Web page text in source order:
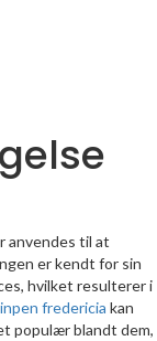
anvendes til at
er kendt for sin
hvilket resulterer i
fredericia kan
populær blandt dem,